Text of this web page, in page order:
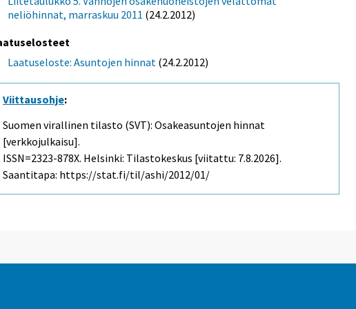
neliöhinnat, marraskuu 2011 (24.2.2012)
Laatuseloste: Asuntojen hinnat (24.2.2012)
Viittausohje:
Suomen virallinen tilasto (SVT): Osakeasuntojen hinnat
[verkkojulkaisu].
ISSN=2323-878X. Helsinki: Tilastokeskus [viitattu: 7.8.2026].
Saantitapa: https://stat.fi/til/ashi/2012/01/